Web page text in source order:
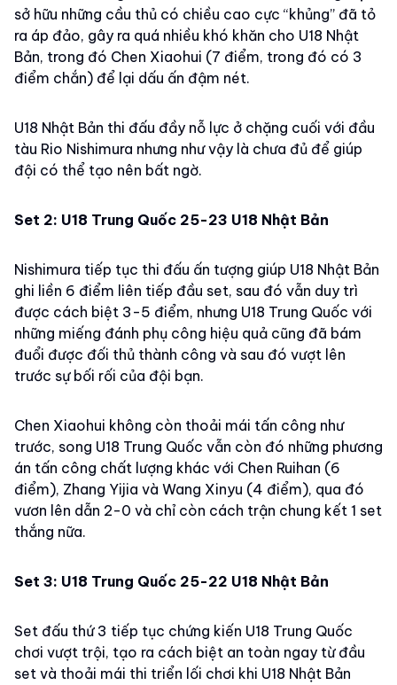
sở hữu những cầu thủ có chiều cao cực “khủng” đã tỏ
ra áp đảo, gây ra quá nhiều khó khăn cho U18 Nhật
Bản, trong đó Chen Xiaohui (7 điểm, trong đó có 3
điểm chắn) để lại dấu ấn đậm nét.
U18 Nhật Bản thi đấu đầy nỗ lực ở chặng cuối với đầu
tàu Rio Nishimura nhưng như vậy là chưa đủ để giúp
đội có thể tạo nên bất ngờ.
Set 2: U18 Trung Quốc 25-23 U18 Nhật Bản
Nishimura tiếp tục thi đấu ấn tượng giúp U18 Nhật Bản
ghi liền 6 điểm liên tiếp đầu set, sau đó vẫn duy trì
được cách biệt 3-5 điểm, nhưng U18 Trung Quốc với
những miếng đánh phụ công hiệu quả cũng đã bám
đuổi được đối thủ thành công và sau đó vượt lên
trước sự bối rối của đội bạn.
Chen Xiaohui không còn thoải mái tấn công như
trước, song U18 Trung Quốc vẫn còn đó những phương
án tấn công chất lượng khác với Chen Ruihan (6
điểm), Zhang Yijia và Wang Xinyu (4 điểm), qua đó
vươn lên dẫn 2-0 và chỉ còn cách trận chung kết 1 set
thắng nữa.
Set 3: U18 Trung Quốc 25-22 U18 Nhật Bản
Set đấu thứ 3 tiếp tục chứng kiến U18 Trung Quốc
chơi vượt trội, tạo ra cách biệt an toàn ngay từ đầu
set và thoải mái thi triển lối chơi khi U18 Nhật Bản